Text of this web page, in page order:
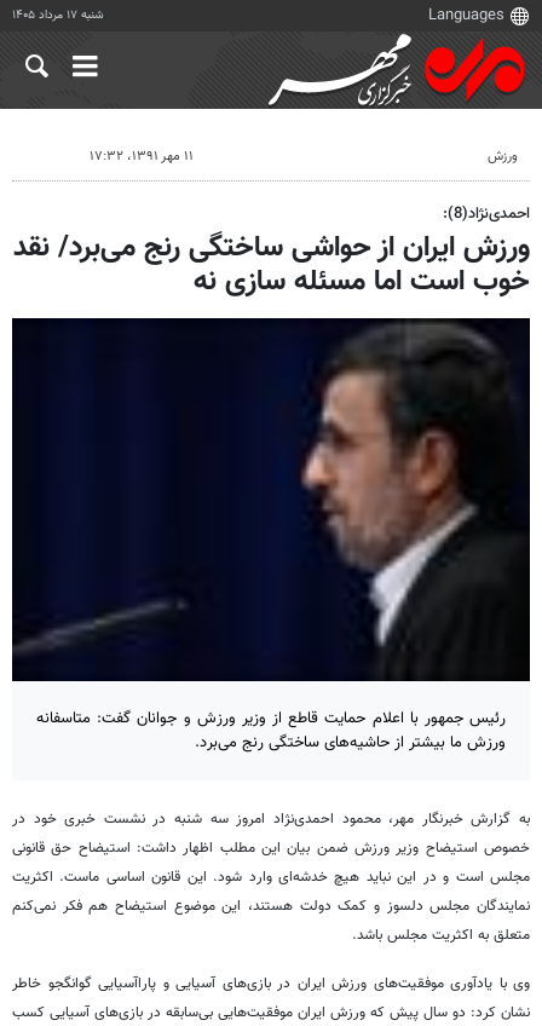
شنبه ۱۷ مرداد ۱۴۰۵
ورزش ۱۱ مهر ۱۳۹۱، ۱۷:۳۲
احمدی‌نژاد(8):
ورزش ایران از حواشی ساختگی رنج می‌برد/ نقد
خوب است اما مسئله سازی نه
رئیس جمهور با اعلام حمایت قاطع از وزیر ورزش و جوانان گفت: متاسفانه
ورزش ما بیشتر از حاشیه‌های ساختگی رنج می‌برد.
به گزارش خبرنگار مهر، محمود احمدی‌نژاد امروز سه شنبه در نشست خبری خود در
خصوص استیضاح وزیر ورزش ضمن بیان این مطلب اظهار داشت: استیضاح حق قانونی
مجلس است و در این نباید هیچ خدشه‌ای وارد شود. این قانون اساسی ماست. اکثریت
نمایندگان مجلس دلسوز و کمک دولت هستند، این موضوع استیضاح هم فکر نمی‌کنم
متعلق به اکثریت مجلس باشد.
وی با یادآوری موفقیت‌های ورزش ایران در بازی‌های آسیایی و پاراآسیایی گوانگجو خاطر
نشان کرد: دو سال پیش که ورزش ایران موفقیت‌هایی بی‌سابقه در بازی‌های آسیایی کسب